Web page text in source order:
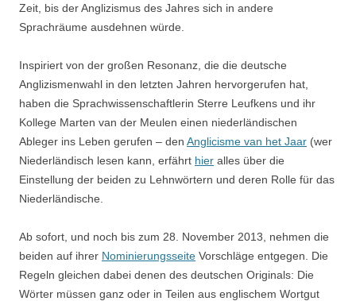
Zeit, bis der Anglizismus des Jahres sich in andere
Sprachräume ausdehnen würde.
Inspiriert von der großen Resonanz, die die deutsche
Anglizismenwahl in den letzten Jahren hervorgerufen hat,
haben die Sprachwissenschaftlerin Sterre Leufkens und ihr
Kollege Marten van der Meulen einen niederländischen
Ableger ins Leben gerufen – den Anglicisme van het Jaar (wer
Niederländisch lesen kann, erfährt hier alles über die
Einstellung der beiden zu Lehnwörtern und deren Rolle für das
Niederländische.
Ab sofort, und noch bis zum 28. November 2013, nehmen die
beiden auf ihrer Nominierungsseite Vorschläge entgegen. Die
Regeln gleichen dabei denen des deutschen Originals: Die
Wörter müssen ganz oder in Teilen aus englischem Wortgut